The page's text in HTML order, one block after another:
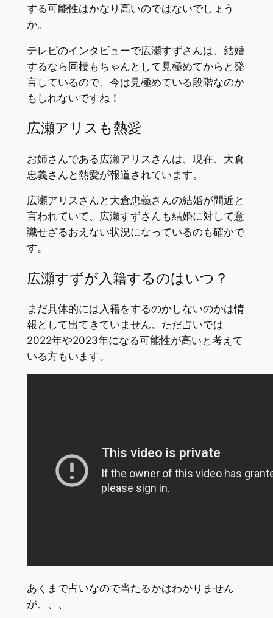
する可能性はかなり高いのではないでしょう
か。
テレビのインタビューで広瀬すずさんは、結婚
するなら同棲もちゃんとして見極めてからと発
言しているので、今は見極めている段階なのか
もしれないですね！
広瀬アリスも熱愛
お姉さんである広瀬アリスさんは、現在、大倉
忠義さんと熱愛が報道されています。
広瀬アリスさんと大倉忠義さんの結婚が間近と
言われていて、広瀬すずさんも結婚に対して意
識せざるおえない状況になっているのも確かで
す。
広瀬すずが入籍するのはいつ？
まだ具体的には入籍をするのかしないのかは情
報として出てきていません。ただ占いでは
2022年や2023年になる可能性が高いと考えて
いる方もいます。
あくまで占いなので当たるかはわかりません
が、、、